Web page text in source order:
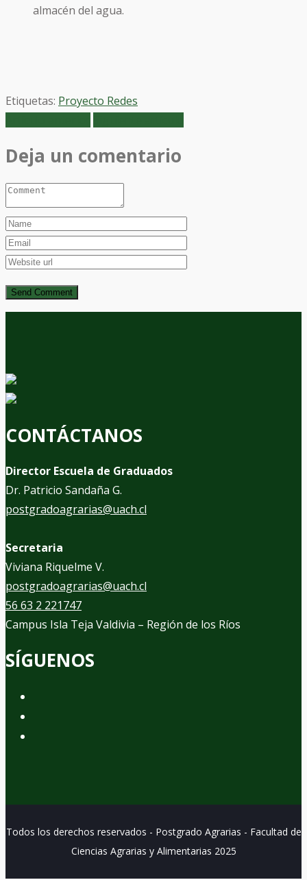
almacén del agua.
Etiquetas: Proyecto Redes
Deja un comentario
CONTÁCTANOS
Director Escuela de Graduados
Dr. Patricio Sandaña G.
postgradoagrarias@uach.cl
Secretaria
Viviana Riquelme V.
postgradoagrarias@uach.cl
56 63 2 221747
Campus Isla Teja Valdivia – Región de los Ríos
SÍGUENOS
Todos los derechos reservados - Postgrado Agrarias - Facultad de
Ciencias Agrarias y Alimentarias 2025